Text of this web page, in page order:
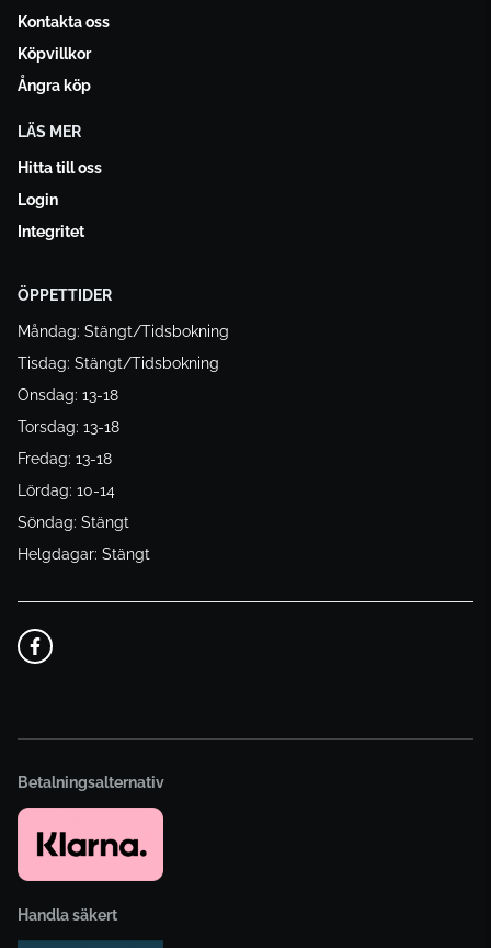
Kontakta oss
Köpvillkor
Ångra köp
LÄS MER
Hitta till oss
Login
Integritet
ÖPPETTIDER
Måndag: Stängt/Tidsbokning
Tisdag: Stängt/Tidsbokning
Onsdag: 13-18
Torsdag: 13-18
Fredag: 13-18
Lördag: 10-14
Söndag: Stängt
Helgdagar: Stängt
Betalningsalternativ
Handla säkert